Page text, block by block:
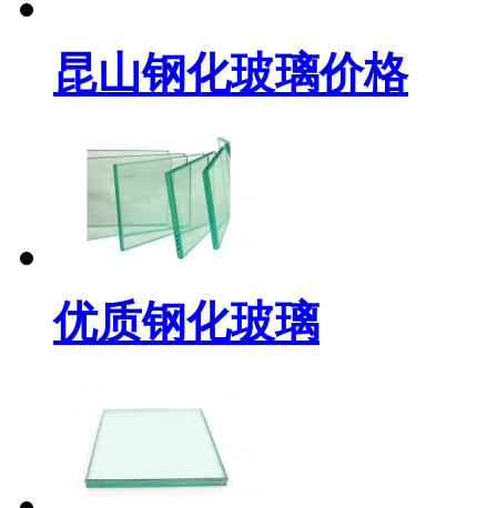
昆山钢化玻璃价格
优质钢化玻璃